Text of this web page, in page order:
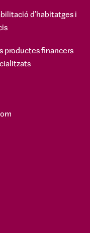
d'habitatges i
productes financers